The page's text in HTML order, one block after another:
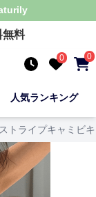
無料
0 0
人気ランキング
トライプキャミビ